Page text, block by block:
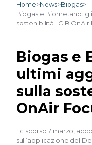
Home>News>Biogas>
Biogas e Biometano:
sostenibilità | CIB OnAir
Biogas e
ultimi
sulla
OnAir
Lo scorso 7 marzo,
sull’applicazione del